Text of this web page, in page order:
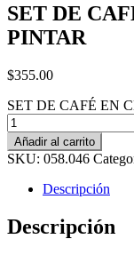
SET DE
PINTAR
$355.00
SET DE CAFÉ EN
Añadir al carrito
SKU: 058.046
Descripción
Descripción